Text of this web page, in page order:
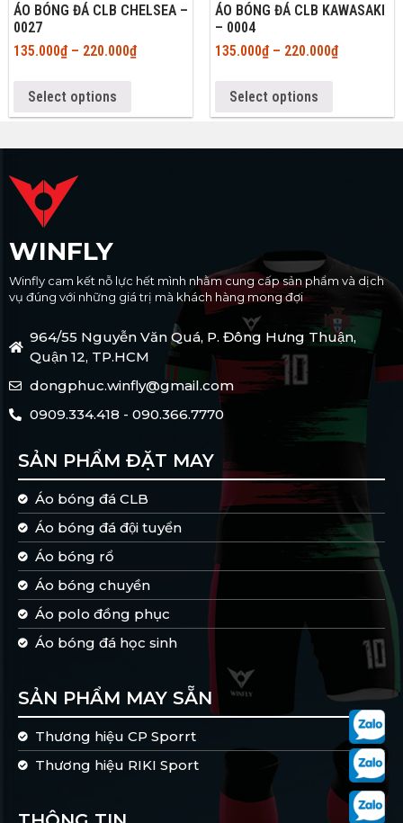
ÁO BÓNG ĐÁ CLB CHELSEA –
0027
135.000₫– 220.000₫
Select options
ÁO BÓNG ĐÁ CLB KAWASAKI
– 0004
135.000₫– 220.000₫
Select options
WINFLY
Winfly cam kết nỗ lực hết mình nhằm cung cấp sản phẩm và dịch
vụ đúng với những giá trị mà khách hàng mong đợi
964/55 Nguyễn Văn Quá, P. Đông Hưng Thuận,
Quận 12, TP.HCM
dongphuc.winfly@gmail.com
0909.334.418 - 090.366.7770
SẢN PHẨM ĐẶT MAY
Áo bóng đá CLB
Áo bóng đá đội tuyển
Áo bóng rổ
Áo bóng chuyền
Áo polo đồng phục
Áo bóng đá học sinh
SẢN PHẨM MAY SẴN
Thương hiệu CP Sporrt
Thương hiệu RIKI Sport